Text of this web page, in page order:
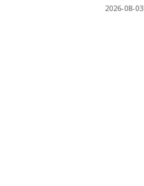
2026-08-03